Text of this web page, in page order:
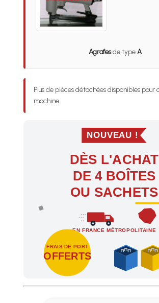
Agrafesde typeA
Plus de pièces détachées disponibles pour
machine.
NOUVEAU !
DÈS L'ACHAT
DE 4 BOÎTES
OU SACHETS
EN FRANCE MÉTROPOLITAINE
FRAIS DE PORT
OFFERTS
Profitez des Frais de port offerts en